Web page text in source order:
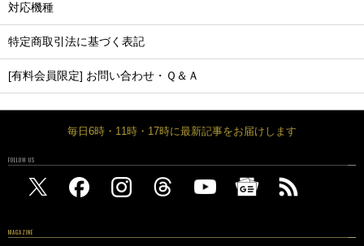
対応機種
特定商取引法に基づく表記
[有料会員限定] お問い合わせ・Ｑ＆Ａ
毎日6時・11時・17時に最新記事をお届けします
FOLLOW US
MAGAZINE